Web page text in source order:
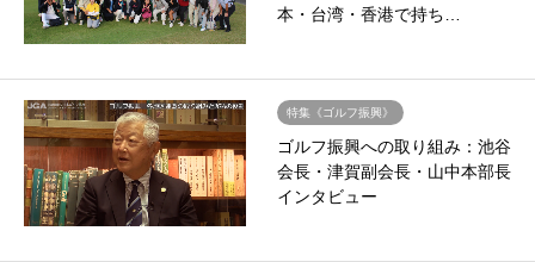
本・台湾・香港で持ち…
特集《ゴルフ振興》
ゴルフ振興への取り組み：池谷
会長・津賀副会長・山中本部長
インタビュー